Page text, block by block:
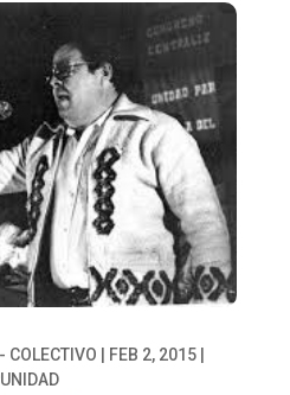
COLECTIVO | FEB 2, 2015|